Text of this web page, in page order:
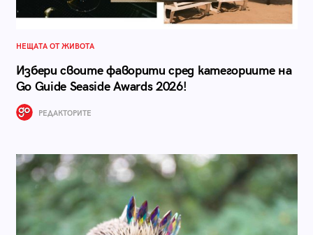
НЕЩАТА ОТ ЖИВОТА
Избери своите фаворити сред категориите на
Go Guide Seaside Awards 2026!
РЕДАКТОРИТЕ